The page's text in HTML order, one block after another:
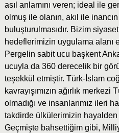
asıl anlamını veren; ideal ile
olmuş ile olanın, akıl ile
buluşturulmasıdır. Bizim
hedeflerimizin uygulama alanı
Pergelin sabit ucu başkent
ucuyla da 360 derecelik bir
teşekkül etmiştir. Türk-İslam
kavrayışımızın ağırlık
olmadığı ve insanlarımız ileri
takdirde ülkülerimizin hayalden
Geçmişte bahsettiğim gibi,